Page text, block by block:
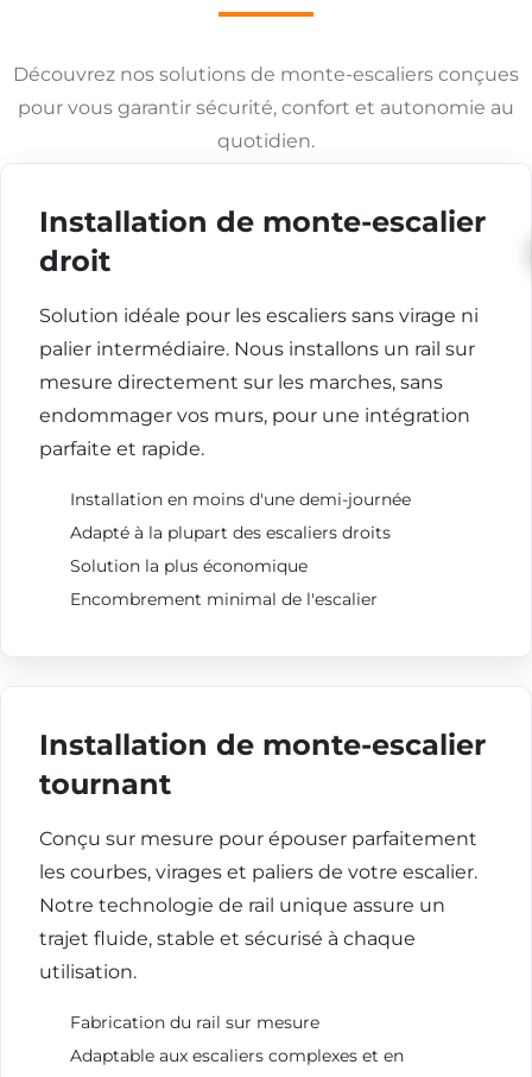
Découvrez nos solutions de monte-escaliers conçues
pour vous garantir sécurité, confort et autonomie au
quotidien.
Installation de monte-escalier
droit
Solution idéale pour les escaliers sans virage ni
palier intermédiaire. Nous installons un rail sur
mesure directement sur les marches, sans
endommager vos murs, pour une intégration
parfaite et rapide.
Installation en moins d'une demi-journée
Adapté à la plupart des escaliers droits
Solution la plus économique
Encombrement minimal de l'escalier
Installation de monte-escalier
tournant
Conçu sur mesure pour épouser parfaitement
les courbes, virages et paliers de votre escalier.
Notre technologie de rail unique assure un
trajet fluide, stable et sécurisé à chaque
utilisation.
Fabrication du rail sur mesure
Adaptable aux escaliers complexes et en